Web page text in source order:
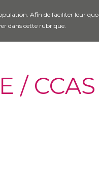
Afin de faciliter leur
dans cette rubrique.
/ CCAS